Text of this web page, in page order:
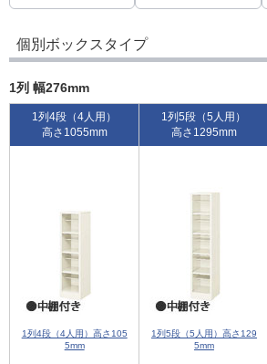
個別ボックスタイプ
1列 幅276mm
1列4段（4人用）
高さ1055mm
1列4段（4人用）高さ105
5mm
1列5段（5人用）
高さ1295mm
1列5段（5人用）高さ129
5mm